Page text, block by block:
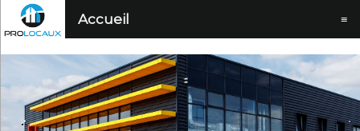
Accueil ≡